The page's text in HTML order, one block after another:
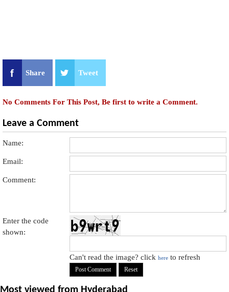
Share Tweet
No Comments For This Post, Be first to write a Comment.
Leave a Comment
Name:
Email:
Comment:
Enter the code
shown:
Can't read the image? clickhere to refresh
Most viewed from Hyderabad